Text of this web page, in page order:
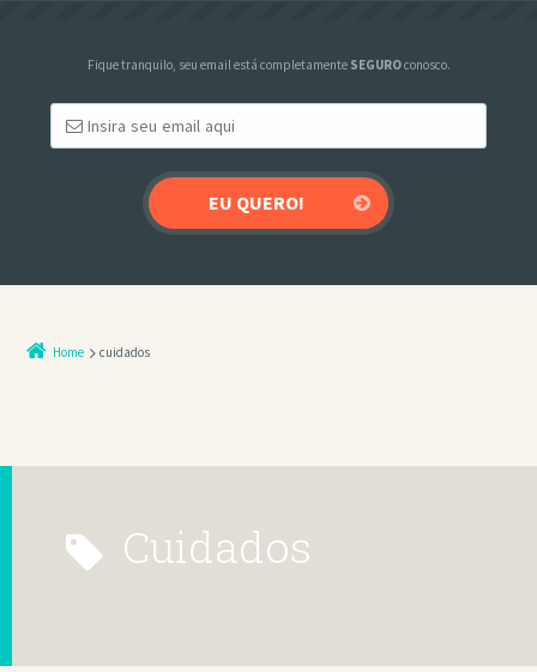
Fique tranquilo, seu email está completamente SEGUROconosco.
Home cuidados
cuidados